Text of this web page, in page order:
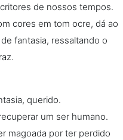
de nossos tempos.
cores em tom ocre, dá ao
fantasia, ressaltando o
querido.
um ser humano.
magoada por ter perdido